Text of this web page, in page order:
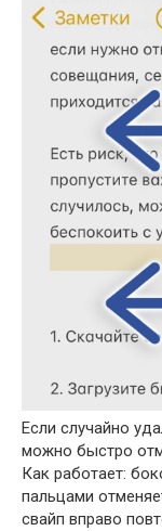
Если случайно
можно быстро
Как работает:
пальцами
свайп вправо